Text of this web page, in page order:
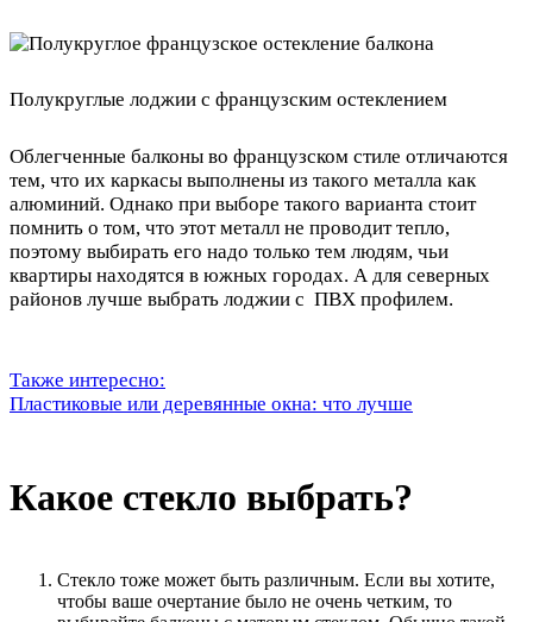
Полукруглые лоджии с французским остеклением
Облегченные балконы во французском стиле отличаются
тем, что их каркасы выполнены из такого металла как
алюминий. Однако при выборе такого варианта стоит
помнить о том, что этот металл не проводит тепло,
поэтому выбирать его надо только тем людям, чьи
квартиры находятся в южных городах. А для северных
районов лучше выбрать лоджии с ПВХ профилем.
Также интересно:
Пластиковые или деревянные окна: что лучше
Какое стекло выбрать?
Стекло тоже может быть различным. Если вы хотите,
чтобы ваше очертание было не очень четким, то